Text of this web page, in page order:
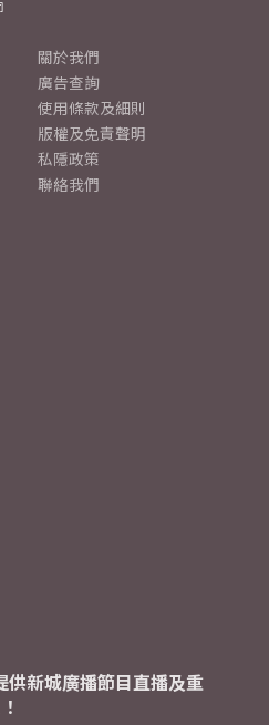
關於我們
廣告查詢
使用條款及細則
版權及免責聲明
私隱政策
聯絡我們
新城廣播節目直播及重